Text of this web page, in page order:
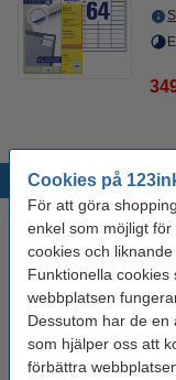
Cookies på
För att göra
enkel som möjligt
cookies och liknande
Funktionella cookies
webbplatsen
Dessutom har de en
som hjälper oss att
förbättra